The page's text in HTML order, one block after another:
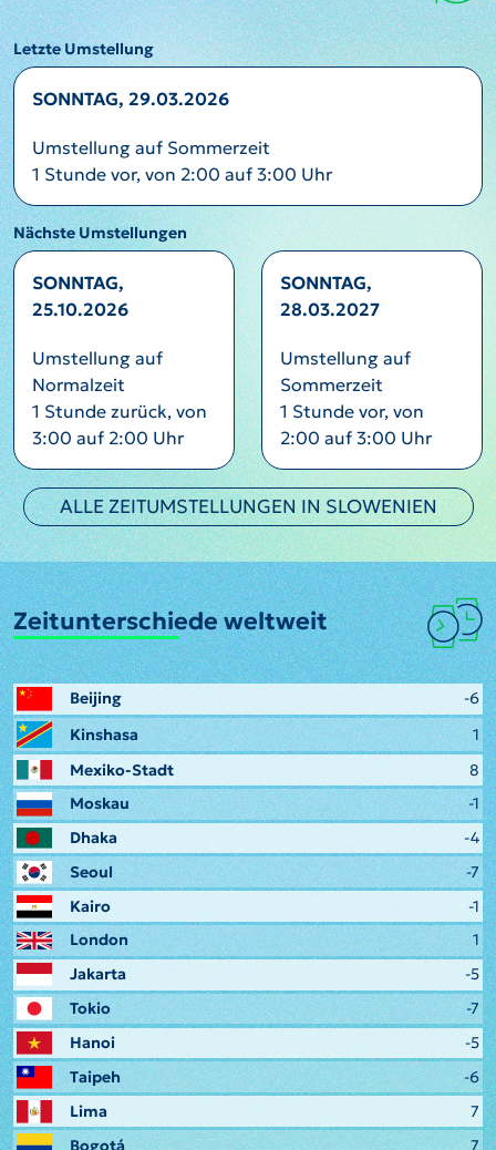
Letzte Umstellung
SONNTAG, 29.03.2026
Umstellung auf Sommerzeit
1 Stunde vor, von 2:00 auf 3:00 Uhr
Nächste Umstellungen
SONNTAG,
25.10.2026
Umstellung auf
Normalzeit
1 Stunde zurück, von
3:00 auf 2:00 Uhr
SONNTAG,
28.03.2027
Umstellung auf
Sommerzeit
1 Stunde vor, von
2:00 auf 3:00 Uhr
ALLE ZEITUMSTELLUNGEN IN SLOWENIEN
Zeitunterschiede weltweit
Beijing
-6
Kinshasa
1
Mexiko-Stadt
8
Moskau
-1
Dhaka
-4
Seoul
-7
Kairo
-1
London
1
Jakarta
-5
Tokio
-7
Hanoi
-5
Taipeh
-6
Lima
7
Bogotá
7